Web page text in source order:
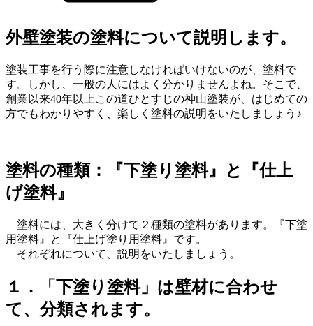
外壁塗装の塗料について説明します。
塗装工事を行う際に注意しなければいけないのが、塗料で
す。しかし、一般の人にはよく分かりませんよね。そこで、
創業以来40年以上この道ひとすじの神山塗装が、はじめての
方でもわかりやすく、楽しく塗料の説明をいたしましょう♪
塗料の種類：『下塗り塗料』と『仕上
げ塗料』
塗料には、大きく分けて２種類の塗料があります。『下塗
用塗料』と『仕上げ塗り用塗料』です。
それぞれについて、説明をいたしましょう。
１．「下塗り塗料」は壁材に合わせ
て、分類されます。